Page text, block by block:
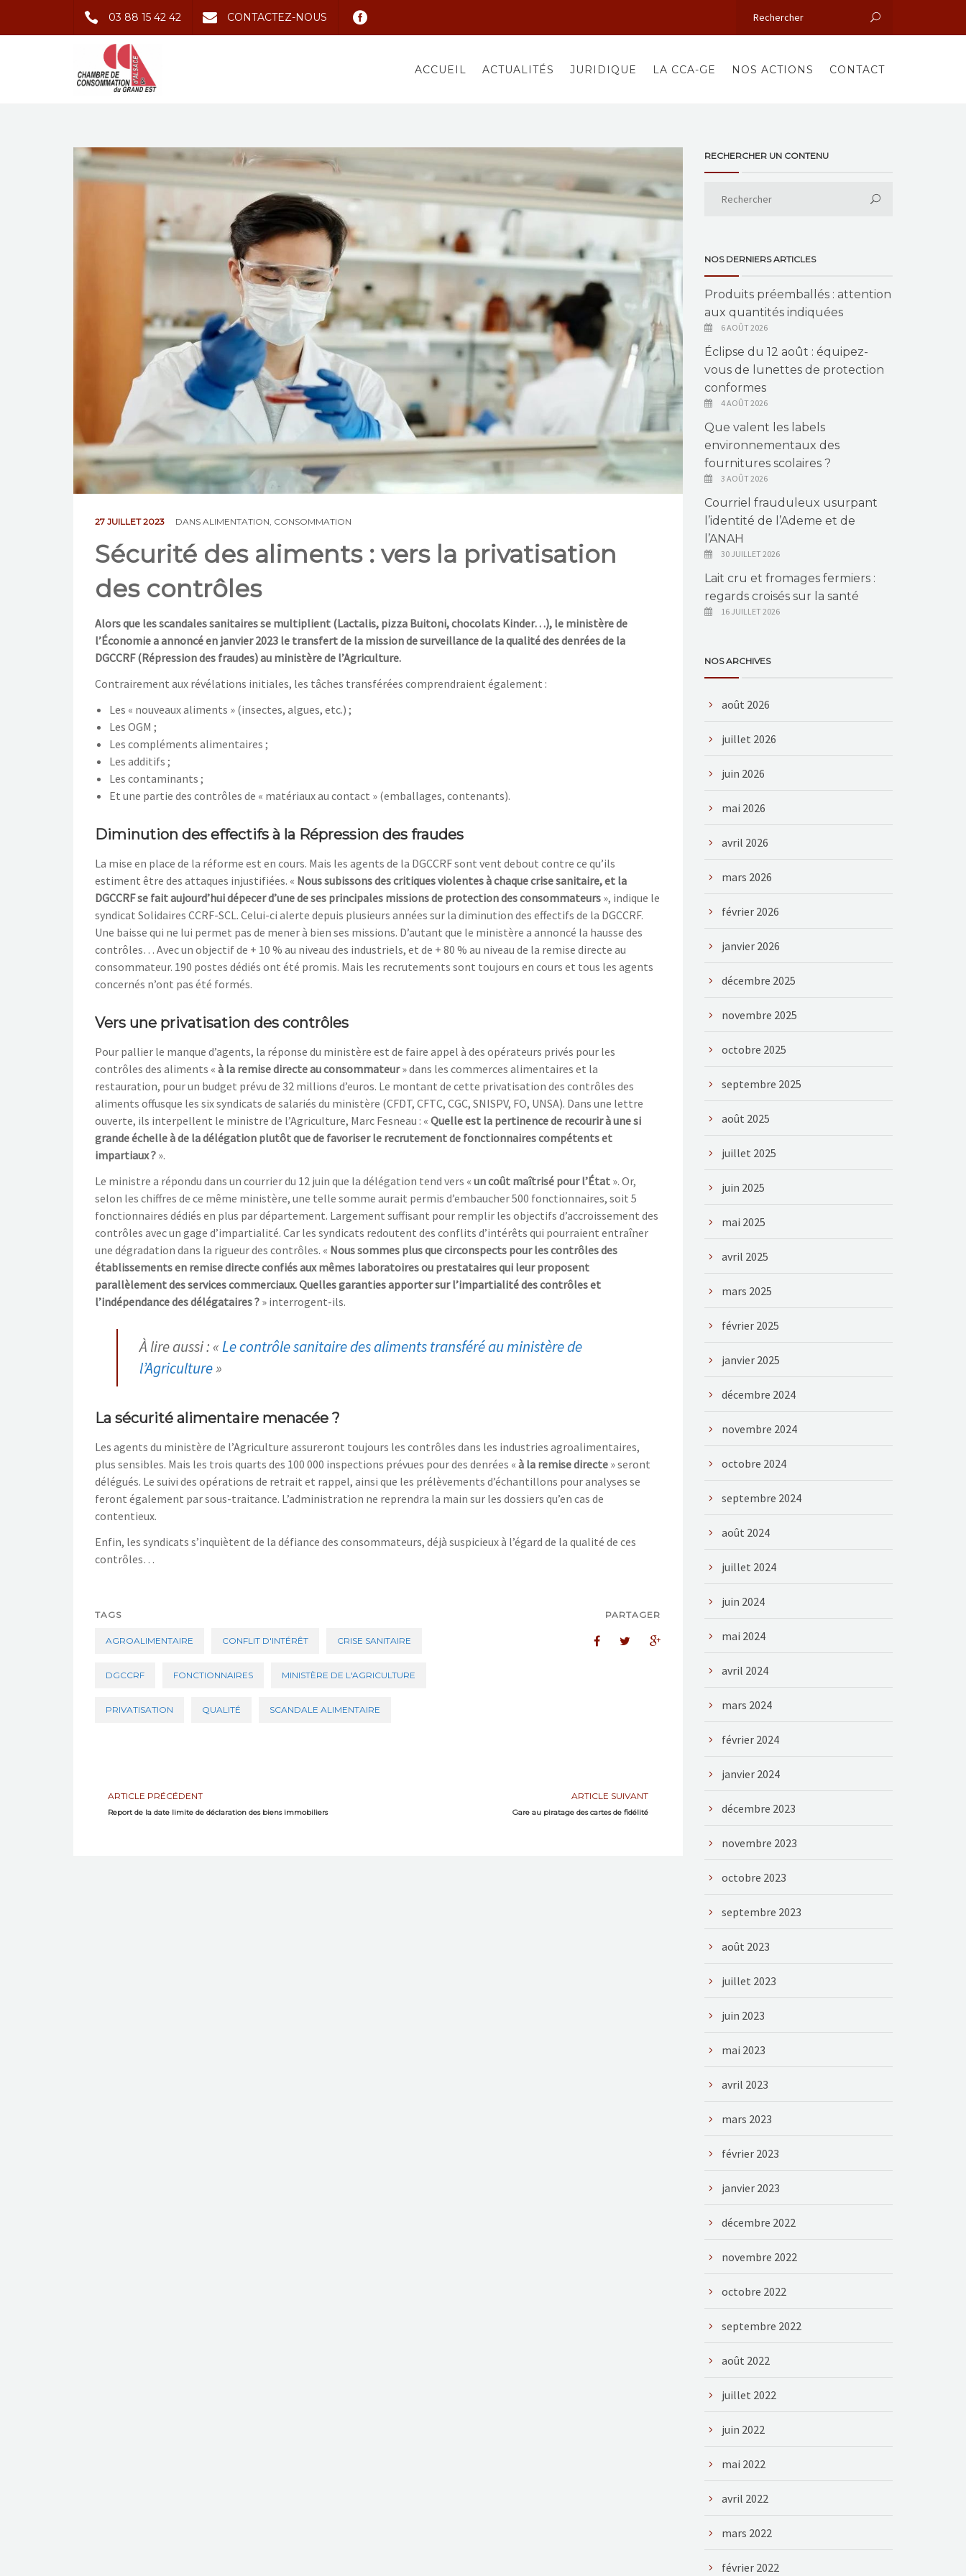
03 88 15 42 42 CONTACTEZ-NOUS
ACCUEIL ACTUALITÉS JURIDIQUE LA CCA-GE NOS ACTIONS CONTACT
27 JUILLET 2023 DANS ALIMENTATION, CONSOMMATION
Sécurité des aliments : vers la privatisation
des contrôles
Alors que les scandales sanitaires se multiplient (Lactalis, pizza Buitoni, chocolats Kinder…), le ministère de
l’Économie a annoncé en janvier 2023 le transfert de la mission de surveillance de la qualité des denrées de la
DGCCRF (Répression des fraudes) au ministère de l’Agriculture.
Contrairement aux révélations initiales, les tâches transférées comprendraient également :
Les « nouveaux aliments » (insectes, algues, etc.) ;
Les OGM ;
Les compléments alimentaires ;
Les additifs ;
Les contaminants ;
Et une partie des contrôles de « matériaux au contact » (emballages, contenants).
Diminution des effectifs à la Répression des fraudes
La mise en place de la réforme est en cours. Mais les agents de la DGCCRF sont vent debout contre ce qu’ils
estiment être des attaques injustifiées. « Nous subissons des critiques violentes à chaque crise sanitaire, et la
DGCCRF se fait aujourd’hui dépecer d’une de ses principales missions de protection des consommateurs », indique le
syndicat Solidaires CCRF-SCL. Celui-ci alerte depuis plusieurs années sur la diminution des effectifs de la DGCCRF.
Une baisse qui ne lui permet pas de mener à bien ses missions. D’autant que le ministère a annoncé la hausse des
contrôles… Avec un objectif de + 10 % au niveau des industriels, et de + 80 % au niveau de la remise directe au
consommateur. 190 postes dédiés ont été promis. Mais les recrutements sont toujours en cours et tous les agents
concernés n’ont pas été formés.
Vers une privatisation des contrôles
Pour pallier le manque d’agents, la réponse du ministère est de faire appel à des opérateurs privés pour les
contrôles des aliments « à la remise directe au consommateur» dans les commerces alimentaires et la
restauration, pour un budget prévu de 32 millions d’euros. Le montant de cette privatisation des contrôles des
aliments offusque les six syndicats de salariés du ministère (CFDT, CFTC, CGC, SNISPV, FO, UNSA). Dans une lettre
ouverte, ils interpellent le ministre de l’Agriculture, Marc Fesneau : « Quelle est la pertinence de recourir à une si
grande échelle à de la délégation plutôt que de favoriser le recrutement de fonctionnaires compétents et
impartiaux ? ».
Le ministre a répondu dans un courrier du 12 juin que la délégation tend vers « un coût maîtrisé pour l’État ». Or,
selon les chiffres de ce même ministère, une telle somme aurait permis d’embaucher 500 fonctionnaires, soit 5
fonctionnaires dédiés en plus par département. Largement suffisant pour remplir les objectifs d’accroissement des
contrôles avec un gage d’impartialité. Car les syndicats redoutent des conflits d’intérêts qui pourraient entraîner
une dégradation dans la rigueur des contrôles. « Nous sommes plus que circonspects pour les contrôles des
établissements en remise directe confiés aux mêmes laboratoires ou prestataires qui leur proposent
parallèlement des services commerciaux. Quelles garanties apporter sur l’impartialité des contrôles et
l’indépendance des délégataires ? » interrogent-ils.
À lire aussi : «Le contrôle sanitaire des aliments transféré au ministère de
l’Agriculture»
La sécurité alimentaire menacée ?
Les agents du ministère de l’Agriculture assureront toujours les contrôles dans les industries agroalimentaires,
plus sensibles. Mais les trois quarts des 100 000 inspections prévues pour des denrées « à la remise directe » seront
délégués. Le suivi des opérations de retrait et rappel, ainsi que les prélèvements d’échantillons pour analyses se
feront également par sous-traitance. L’administration ne reprendra la main sur les dossiers qu’en cas de
contentieux.
Enfin, les syndicats s’inquiètent de la défiance des consommateurs, déjà suspicieux à l’égard de la qualité de ces
contrôles…
TAGS
AGROALIMENTAIRE CONFLIT D'INTÉRÊT CRISE SANITAIRE
DGCCRF FONCTIONNAIRES MINISTÈRE DE L'AGRICULTURE
PRIVATISATION QUALITÉ SCANDALE ALIMENTAIRE
PARTAGER
ARTICLE PRÉCÉDENT
Report de la date limite de déclaration des biens immobiliers
ARTICLE SUIVANT
Gare au piratage des cartes de fidélité
RECHERCHER UN CONTENU
NOS DERNIERS ARTICLES
Produits préemballés : attention
aux quantités indiquées
6 AOÛT 2026
Éclipse du 12 août : équipez-
vous de lunettes de protection
conformes
4 AOÛT 2026
Que valent les labels
environnementaux des
fournitures scolaires ?
3 AOÛT 2026
Courriel frauduleux usurpant
l’identité de l’Ademe et de
l’ANAH
30 JUILLET 2026
Lait cru et fromages fermiers :
regards croisés sur la santé
16 JUILLET 2026
NOS ARCHIVES
août 2026
juillet 2026
juin 2026
mai 2026
avril 2026
mars 2026
février 2026
janvier 2026
décembre 2025
novembre 2025
octobre 2025
septembre 2025
août 2025
juillet 2025
juin 2025
mai 2025
avril 2025
mars 2025
février 2025
janvier 2025
décembre 2024
novembre 2024
octobre 2024
septembre 2024
août 2024
juillet 2024
juin 2024
mai 2024
avril 2024
mars 2024
février 2024
janvier 2024
décembre 2023
novembre 2023
octobre 2023
septembre 2023
août 2023
juillet 2023
juin 2023
mai 2023
avril 2023
mars 2023
février 2023
janvier 2023
décembre 2022
novembre 2022
octobre 2022
septembre 2022
août 2022
juillet 2022
juin 2022
mai 2022
avril 2022
mars 2022
février 2022